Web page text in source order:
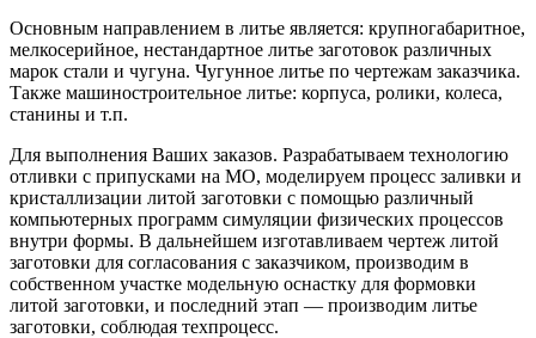
Основным направлением в литье является: крупногабаритное,
мелкосерийное, нестандартное литье заготовок различных
марок стали и чугуна. Чугунное литье по чертежам заказчика.
Также машиностроительное литье: корпуса, ролики, колеса,
станины и т.п.
Для выполнения Ваших заказов. Разрабатываем технологию
отливки с припусками на МО, моделируем процесс заливки и
кристаллизации литой заготовки с помощью различный
компьютерных программ симуляции физических процессов
внутри формы. В дальнейшем изготавливаем чертеж литой
заготовки для согласования с заказчиком, производим в
собственном участке модельную оснастку для формовки
литой заготовки, и последний этап — производим литье
заготовки, соблюдая техпроцесс.